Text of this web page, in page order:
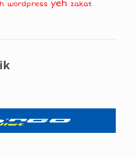
wordpress yeh zakat